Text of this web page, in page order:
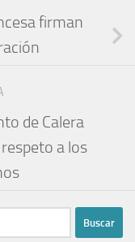
firman
de Calera
a los